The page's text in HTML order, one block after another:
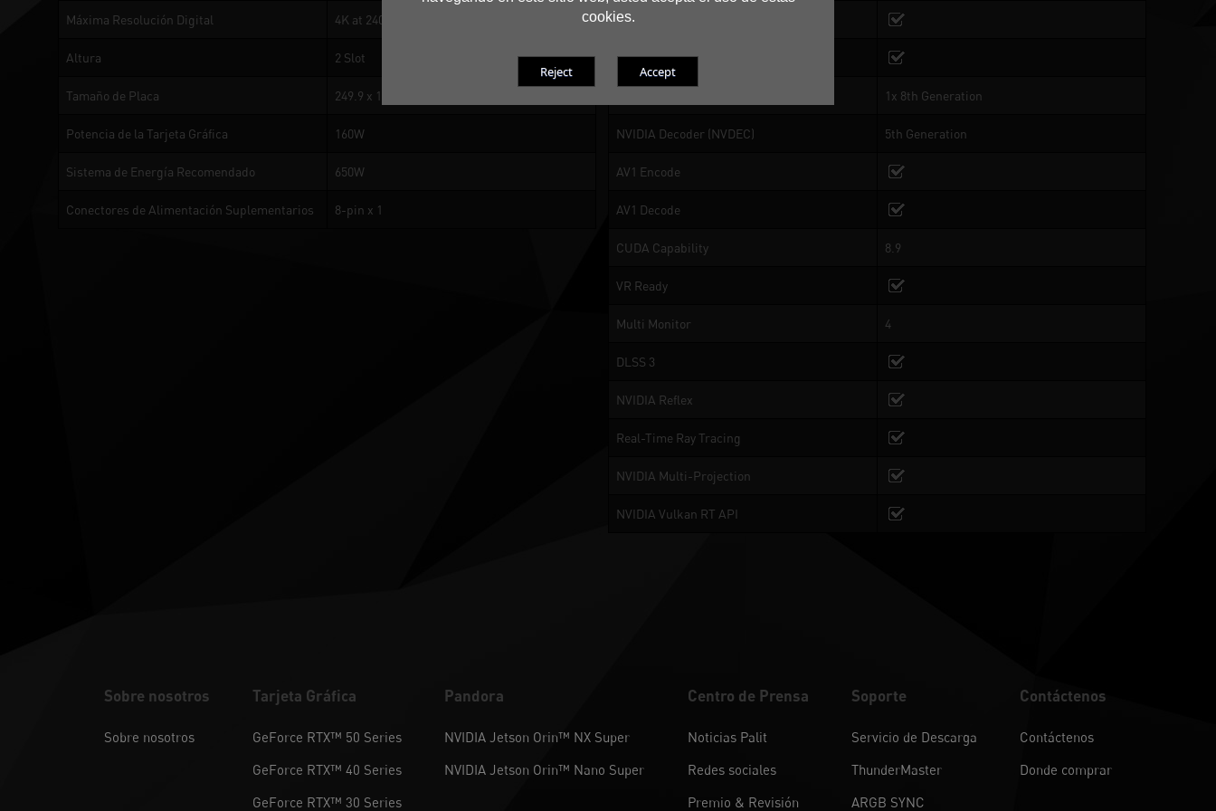
cookies.
Máxima Resolución Digital 4K at 240Hz or 8K at 60Hz with DSC, HDR
Altura 2 Slot
Tamaño de Placa 249.9 x 123.5 x 40.1 mm
Potencia de la Tarjeta Gráfica 160W
Sistema de Energía Recomendado 650W
Conectores de Alimentación Suplementarios 8-pin x 1
NVIDIA Omniverse
NVIDIA GPU Boost
1x 8th Generation
NVIDIA Decoder (NVDEC) 5th Generation
AV1 Encode
AV1 Decode
CUDA Capability 8.9
VR Ready
Multi Monitor 4
DLSS 3
NVIDIA Reflex
Real-Time Ray Tracing
NVIDIA Multi-Projection
NVIDIA Vulkan RT API
Sobre nosotros
Sobre nosotros
Tarjeta Gráfica
GeForce RTX™ 50 Series
GeForce RTX™ 40 Series
GeForce RTX™ 30 Series
Pandora
NVIDIA Jetson Orin™ NX Super
NVIDIA Jetson Orin™ Nano Super
Centro de Prensa
Noticias Palit
Redes sociales
Premio & Revisión
Soporte
Servicio de Descarga
ThunderMaster
ARGB SYNC
Contáctenos
Contáctenos
Donde comprar